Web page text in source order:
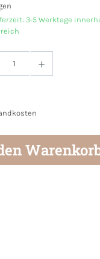
3-5 Werktage
Gib den